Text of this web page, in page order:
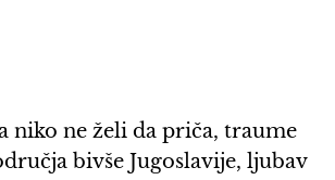
niko ne želi da priča, traume
bivše Jugoslavije, ljubav